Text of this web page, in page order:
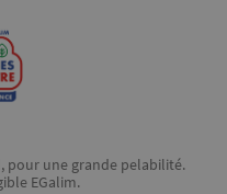
pour une grande pelabilité.
EGalim.